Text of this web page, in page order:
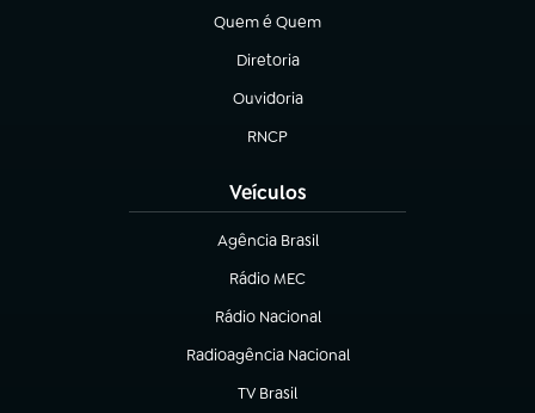
Quem é Quem
(abre em nova aba)
Diretoria
(abre em nova aba)
Ouvidoria
(abre em nova aba)
RNCP
(abre em nova aba)
Veículos
Agência Brasil
(abre em nova aba)
Rádio MEC
(abre em nova aba)
Rádio Nacional
Radioagência Nacional
(abre em nova aba)
TV Brasil
(abre em nova aba)